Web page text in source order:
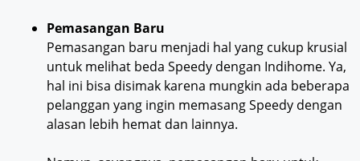
Pemasangan Baru
Pemasangan baru menjadi hal yang cukup krusial
untuk melihat beda Speedy dengan Indihome. Ya,
hal ini bisa disimak karena mungkin ada beberapa
pelanggan yang ingin memasang Speedy dengan
alasan lebih hemat dan lainnya.